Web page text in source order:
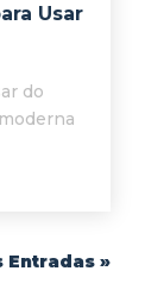
Usar
do
Entradas »